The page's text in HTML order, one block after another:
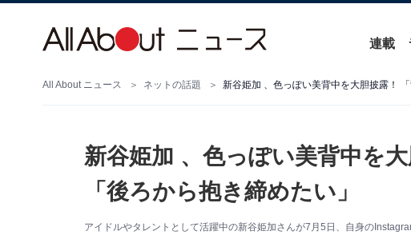
連載
All About ニュース ネットの話題 新谷姫加 、色っぽい美背中を大胆披露！
新谷姫加 、色っぽい美背中を
「後ろから抱き締めたい」
アイドルやタレントとして活躍中の新谷姫加さんが7月5日、自身の